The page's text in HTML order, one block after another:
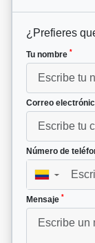
¿Prefieres
Tu nombre *
Correo
Número de
▼
Mensaje *